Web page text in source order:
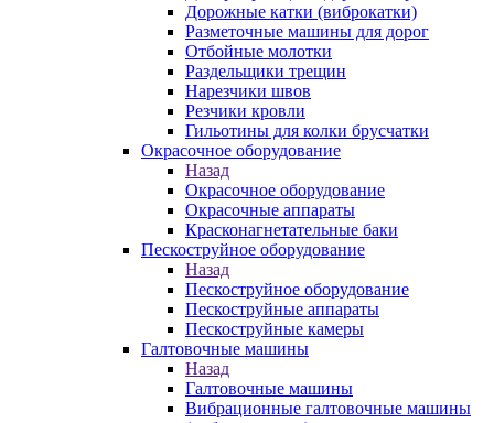
Дорожные катки (виброкатки)
Разметочные машины для дорог
Отбойные молотки
Раздельщики трещин
Нарезчики швов
Резчики кровли
Гильотины для колки брусчатки
Окрасочное оборудование
Назад
Окрасочное оборудование
Окрасочные аппараты
Красконагнетательные баки
Пескоструйное оборудование
Назад
Пескоструйное оборудование
Пескоструйные аппараты
Пескоструйные камеры
Галтовочные машины
Назад
Галтовочные машины
Вибрационные галтовочные машины